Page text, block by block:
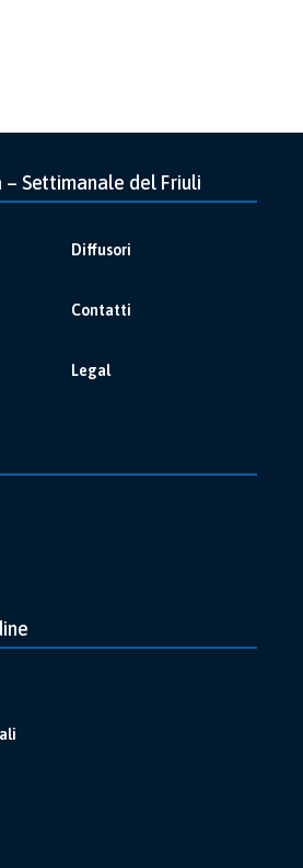
Settimanale del Friuli
Diffusori
Contatti
Legal